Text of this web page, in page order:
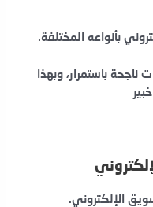
بأنواعه المختلفة.
باستمرار، وبهذا